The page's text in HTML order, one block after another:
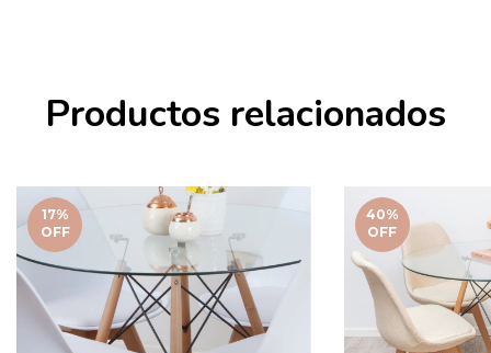
Productos relacionados
17%
OFF
40%
OFF